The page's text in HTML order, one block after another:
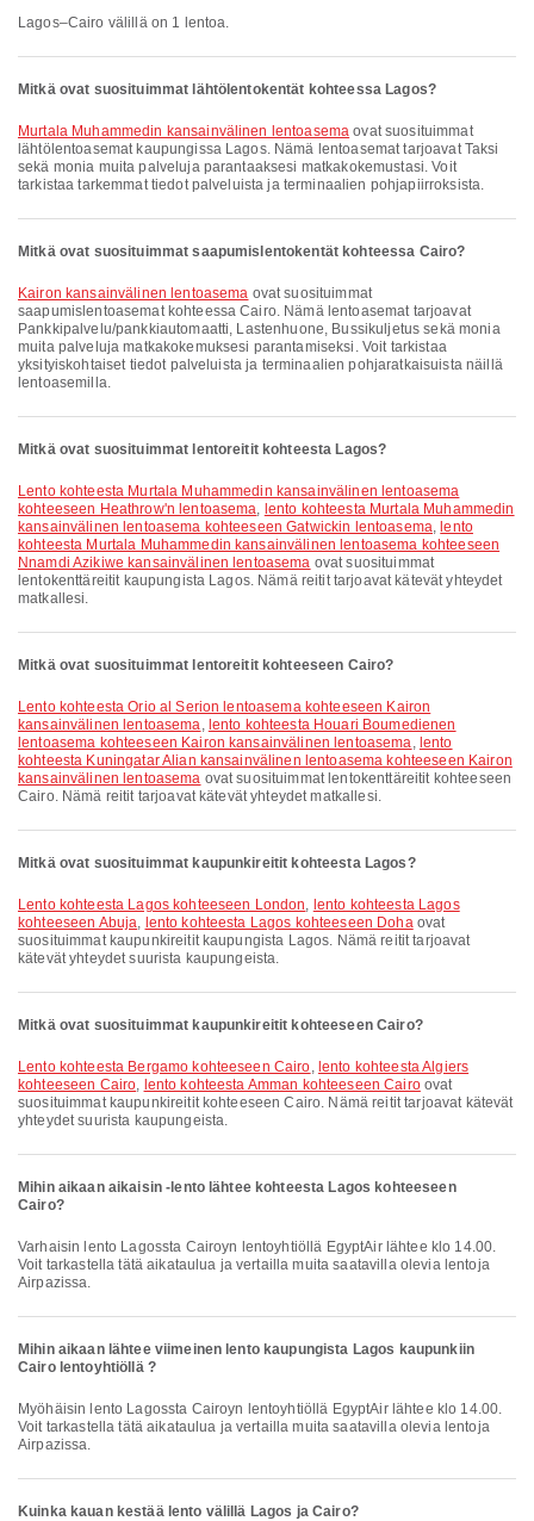
Lagos–Cairo välillä on 1 lentoa.
Mitkä ovat suosituimmat lähtölentokentät kohteessa Lagos?
Murtala Muhammedin kansainvälinen lentoasema ovat suosituimmat
lähtölentoasemat kaupungissa Lagos. Nämä lentoasemat tarjoavat Taksi
sekä monia muita palveluja parantaaksesi matkakokemustasi. Voit
tarkistaa tarkemmat tiedot palveluista ja terminaalien pohjapiirroksista.
Mitkä ovat suosituimmat saapumislentokentät kohteessa Cairo?
Kairon kansainvälinen lentoasema ovat suosituimmat
saapumislentoasemat kohteessa Cairo. Nämä lentoasemat tarjoavat
Pankkipalvelu/pankkiautomaatti, Lastenhuone, Bussikuljetus sekä monia
muita palveluja matkakokemuksesi parantamiseksi. Voit tarkistaa
yksityiskohtaiset tiedot palveluista ja terminaalien pohjaratkaisuista näillä
lentoasemilla.
Mitkä ovat suosituimmat lentoreitit kohteesta Lagos?
lento kohteesta Murtala Muhammedin kansainvälinen lentoasema
kohteeseen Heathrow'n lentoasema, lento kohteesta Murtala Muhammedin
kansainvälinen lentoasema kohteeseen Gatwickin lentoasema, lento
kohteesta Murtala Muhammedin kansainvälinen lentoasema kohteeseen
Nnamdi Azikiwe kansainvälinen lentoasema ovat suosituimmat
lentokenttäreitit kaupungista Lagos. Nämä reitit tarjoavat kätevät yhteydet
matkallesi.
Mitkä ovat suosituimmat lentoreitit kohteeseen Cairo?
lento kohteesta Orio al Serion lentoasema kohteeseen Kairon
kansainvälinen lentoasema, lento kohteesta Houari Boumedienen
lentoasema kohteeseen Kairon kansainvälinen lentoasema, lento
kohteesta Kuningatar Alian kansainvälinen lentoasema kohteeseen Kairon
kansainvälinen lentoasema ovat suosituimmat lentokenttäreitit kohteeseen
Cairo. Nämä reitit tarjoavat kätevät yhteydet matkallesi.
Mitkä ovat suosituimmat kaupunkireitit kohteesta Lagos?
lento kohteesta Lagos kohteeseen London, lento kohteesta Lagos
kohteeseen Abuja, lento kohteesta Lagos kohteeseen Dohaovat
suosituimmat kaupunkireitit kaupungista Lagos. Nämä reitit tarjoavat
kätevät yhteydet suurista kaupungeista.
Mitkä ovat suosituimmat kaupunkireitit kohteeseen Cairo?
lento kohteesta Bergamo kohteeseen Cairo, lento kohteesta Algiers
kohteeseen Cairo, lento kohteesta Amman kohteeseen Cairoovat
suosituimmat kaupunkireitit kohteeseen Cairo. Nämä reitit tarjoavat kätevät
yhteydet suurista kaupungeista.
Mihin aikaan aikaisin -lento lähtee kohteesta Lagos kohteeseen
Cairo?
Varhaisin lento Lagossta Cairoyn lentoyhtiöllä EgyptAir lähtee klo 14.00.
Voit tarkastella tätä aikataulua ja vertailla muita saatavilla olevia lentoja
Airpazissa.
Mihin aikaan lähtee viimeinen lento kaupungista Lagos kaupunkiin
Cairo lentoyhtiöllä ?
Myöhäisin lento Lagossta Cairoyn lentoyhtiöllä EgyptAir lähtee klo 14.00.
Voit tarkastella tätä aikataulua ja vertailla muita saatavilla olevia lentoja
Airpazissa.
Kuinka kauan kestää lento välillä Lagos ja Cairo?